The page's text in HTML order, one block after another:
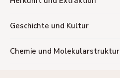
Geschichte und Kultur
Chemie und Molekularstruktur